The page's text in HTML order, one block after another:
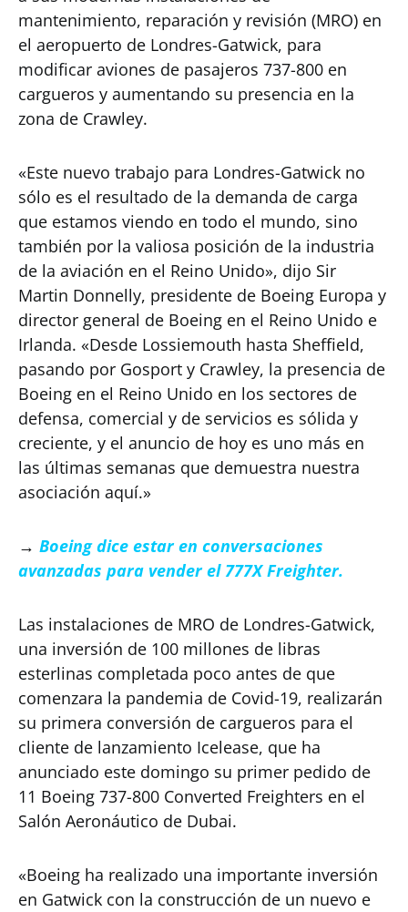
mantenimiento, reparación y revisión (MRO) en
el aeropuerto de Londres-Gatwick, para
modificar aviones de pasajeros 737-800 en
cargueros y aumentando su presencia en la
zona de Crawley.
«Este nuevo trabajo para Londres-Gatwick no
sólo es el resultado de la demanda de carga
que estamos viendo en todo el mundo, sino
también por la valiosa posición de la industria
de la aviación en el Reino Unido», dijo Sir
Martin Donnelly, presidente de Boeing Europa y
director general de Boeing en el Reino Unido e
Irlanda. «Desde Lossiemouth hasta Sheffield,
pasando por Gosport y Crawley, la presencia de
Boeing en el Reino Unido en los sectores de
defensa, comercial y de servicios es sólida y
creciente, y el anuncio de hoy es uno más en
las últimas semanas que demuestra nuestra
asociación aquí.»
→ Boeing dice estar en conversaciones
avanzadas para vender el 777X Freighter.
Las instalaciones de MRO de Londres-Gatwick,
una inversión de 100 millones de libras
esterlinas completada poco antes de que
comenzara la pandemia de Covid-19, realizarán
su primera conversión de cargueros para el
cliente de lanzamiento Icelease, que ha
anunciado este domingo su primer pedido de
11 Boeing 737-800 Converted Freighters en el
Salón Aeronáutico de Dubai.
«Boeing ha realizado una importante inversión
en Gatwick con la construcción de un nuevo e